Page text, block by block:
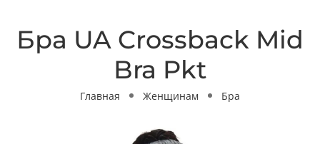
Бра UA Crossback Mid
Bra Pkt
Главная Женщинам Бра